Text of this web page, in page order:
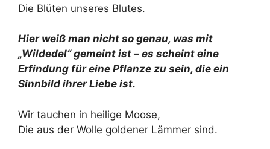
Die Blüten unseres Blutes.
Hier weiß man nicht so genau, was mit
„Wildedel“ gemeint ist – es scheint eine
Erfindung für eine Pflanze zu sein, die ein
Sinnbild ihrer Liebe ist.
Wir tauchen in heilige Moose,
Die aus der Wolle goldener Lämmer sind.